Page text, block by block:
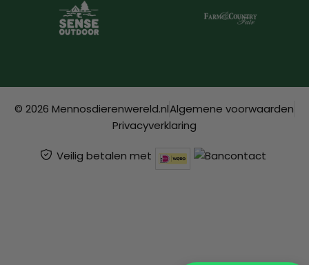
© 2026 Mennosdierenwereld.nlAlgemene voorwaarden
Privacyverklaring
Veilig betalen met